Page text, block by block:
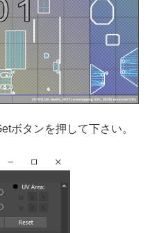
ボタンを押して下さい。